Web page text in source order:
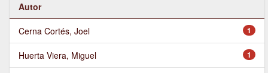
Autor
1
Cerna Cortés, Joel
1
Huerta Viera, Miguel